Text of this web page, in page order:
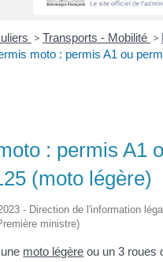
> Transports - Mobilité >
moto : permis A1 ou
: permis A1
(moto légère)
- Direction de l'information
ministre)
moto légère ou un 3 roues